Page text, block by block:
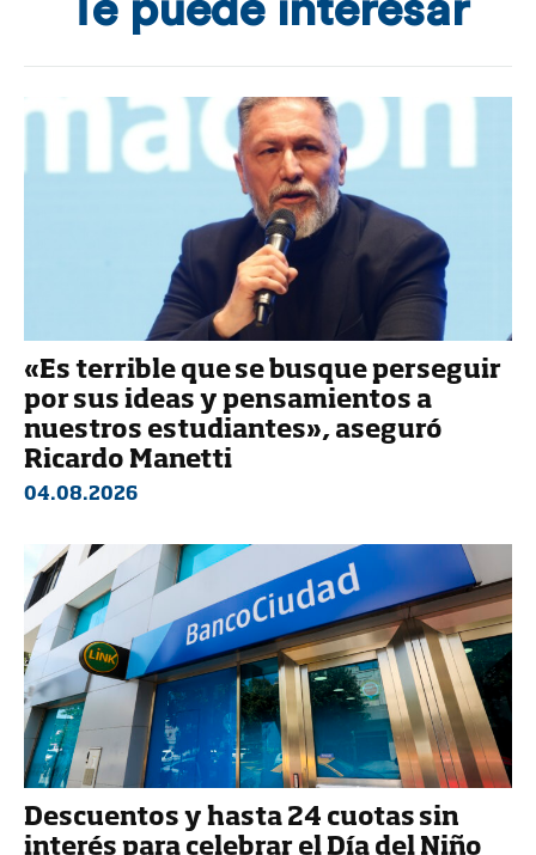
Te puede interesar
«Es terrible que se busque perseguir
por sus ideas y pensamientos a
nuestros estudiantes», aseguró
Ricardo Manetti
04.08.2026
Descuentos y hasta 24 cuotas sin
interés para celebrar el Día del Niño